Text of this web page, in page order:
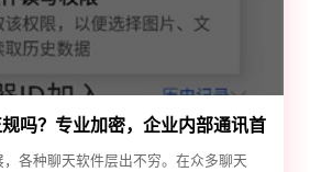
吗？专业加密，企业内部通讯首
各种聊天软件层出不穷。在众多聊天